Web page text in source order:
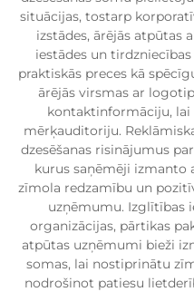
situācijas, tostarp
izstādes, ārējās atpūtas
iestādes un
praktiskās preces kā
ārējās virsmas ar
kontaktinformāciju, lai
mērķauditoriju.
dzesēšanas risinājumus
kurus saņēmēji
zīmola redzamību un
uzņēmumu. Izglītības
organizācijas, pārtikas
atpūtas uzņēmumi bieži
somas, lai nostiprinātu
nodrošinot patiesu